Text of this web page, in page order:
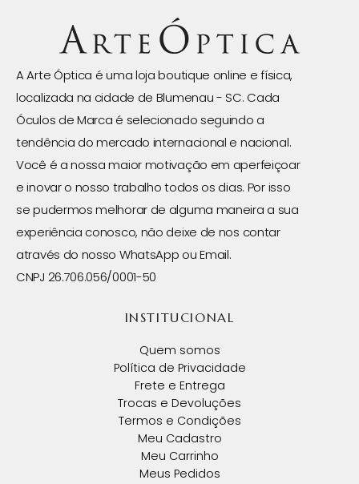
A Arte Óptica é uma loja boutique online e física,
localizada na cidade de Blumenau - SC. Cada
Óculos de Marca é selecionado seguindo a
tendência do mercado internacional e nacional.
Você é a nossa maior motivação em aperfeiçoar
e inovar o nosso trabalho todos os dias. Por isso
se pudermos melhorar de alguma maneira a sua
experiência conosco, não deixe de nos contar
através do nosso WhatsApp ou Email.
CNPJ 26.706.056/0001-50
INSTITUCIONAL
Quem somos
Política de Privacidade
Frete e Entrega
Trocas e Devoluções
Termos e Condições
Meu Cadastro
Meu Carrinho
Meus Pedidos